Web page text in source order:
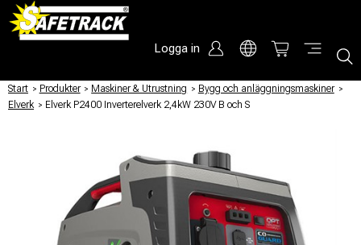
Logga in
Start / Produkter / Maskiner & Utrustning / Bygg och anläggningsmaskiner /
Elverk / Elverk P2400 Inverterelverk 2,4kW 230V B och S